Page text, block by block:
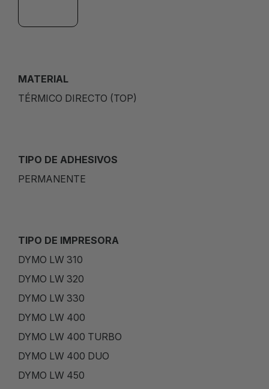
MATERIAL
TÉRMICO DIRECTO (TOP)
TIPO DE ADHESIVOS
PERMANENTE
TIPO DE IMPRESORA
DYMO LW 310
DYMO LW 320
DYMO LW 330
DYMO LW 400
DYMO LW 400 TURBO
DYMO LW 400 DUO
DYMO LW 450